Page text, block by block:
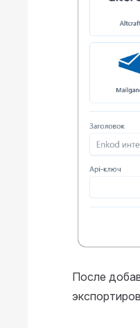
После